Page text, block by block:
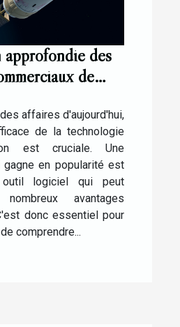
des
de
affaires d'aujourd'hui,
de la technologie
est cruciale. Une
en popularité est
outil logiciel qui peut
avantages
donc essentiel pour
comprendre...